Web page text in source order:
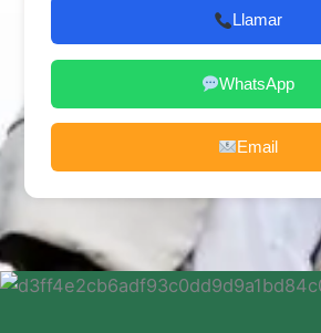
Llamar
WhatsApp
Email